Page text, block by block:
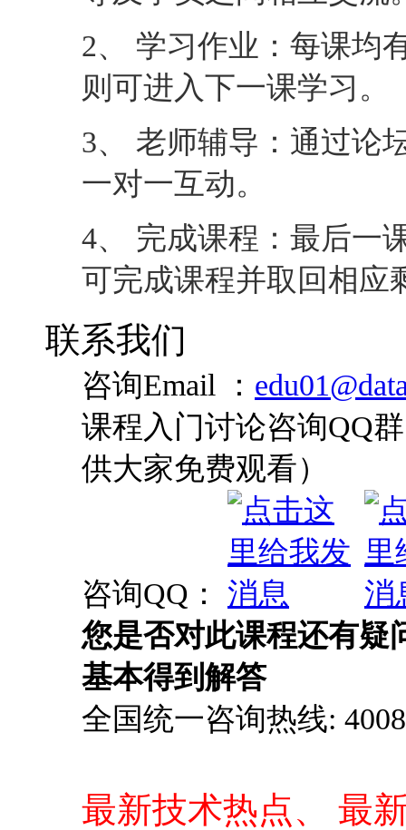
2、 学习作业：每课均
则可进入下一课学习。
3、 老师辅导：通过论
一对一互动。
4、 完成课程：最后一
可完成课程并取回相应
联系我们
咨询Email ：
课程入门讨论咨询QQ
供大家免费观看）
咨询QQ：
您是否对此课程还有疑
基本得到解答
全国统一咨询热线:
最新技术热点、 最